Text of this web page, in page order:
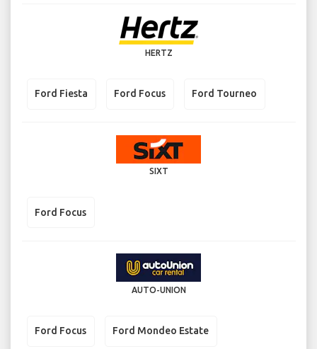
HERTZ
Ford Fiesta Ford Focus Ford Tourneo
SIXT
Ford Focus
AUTO-UNION
Ford Focus Ford Mondeo Estate